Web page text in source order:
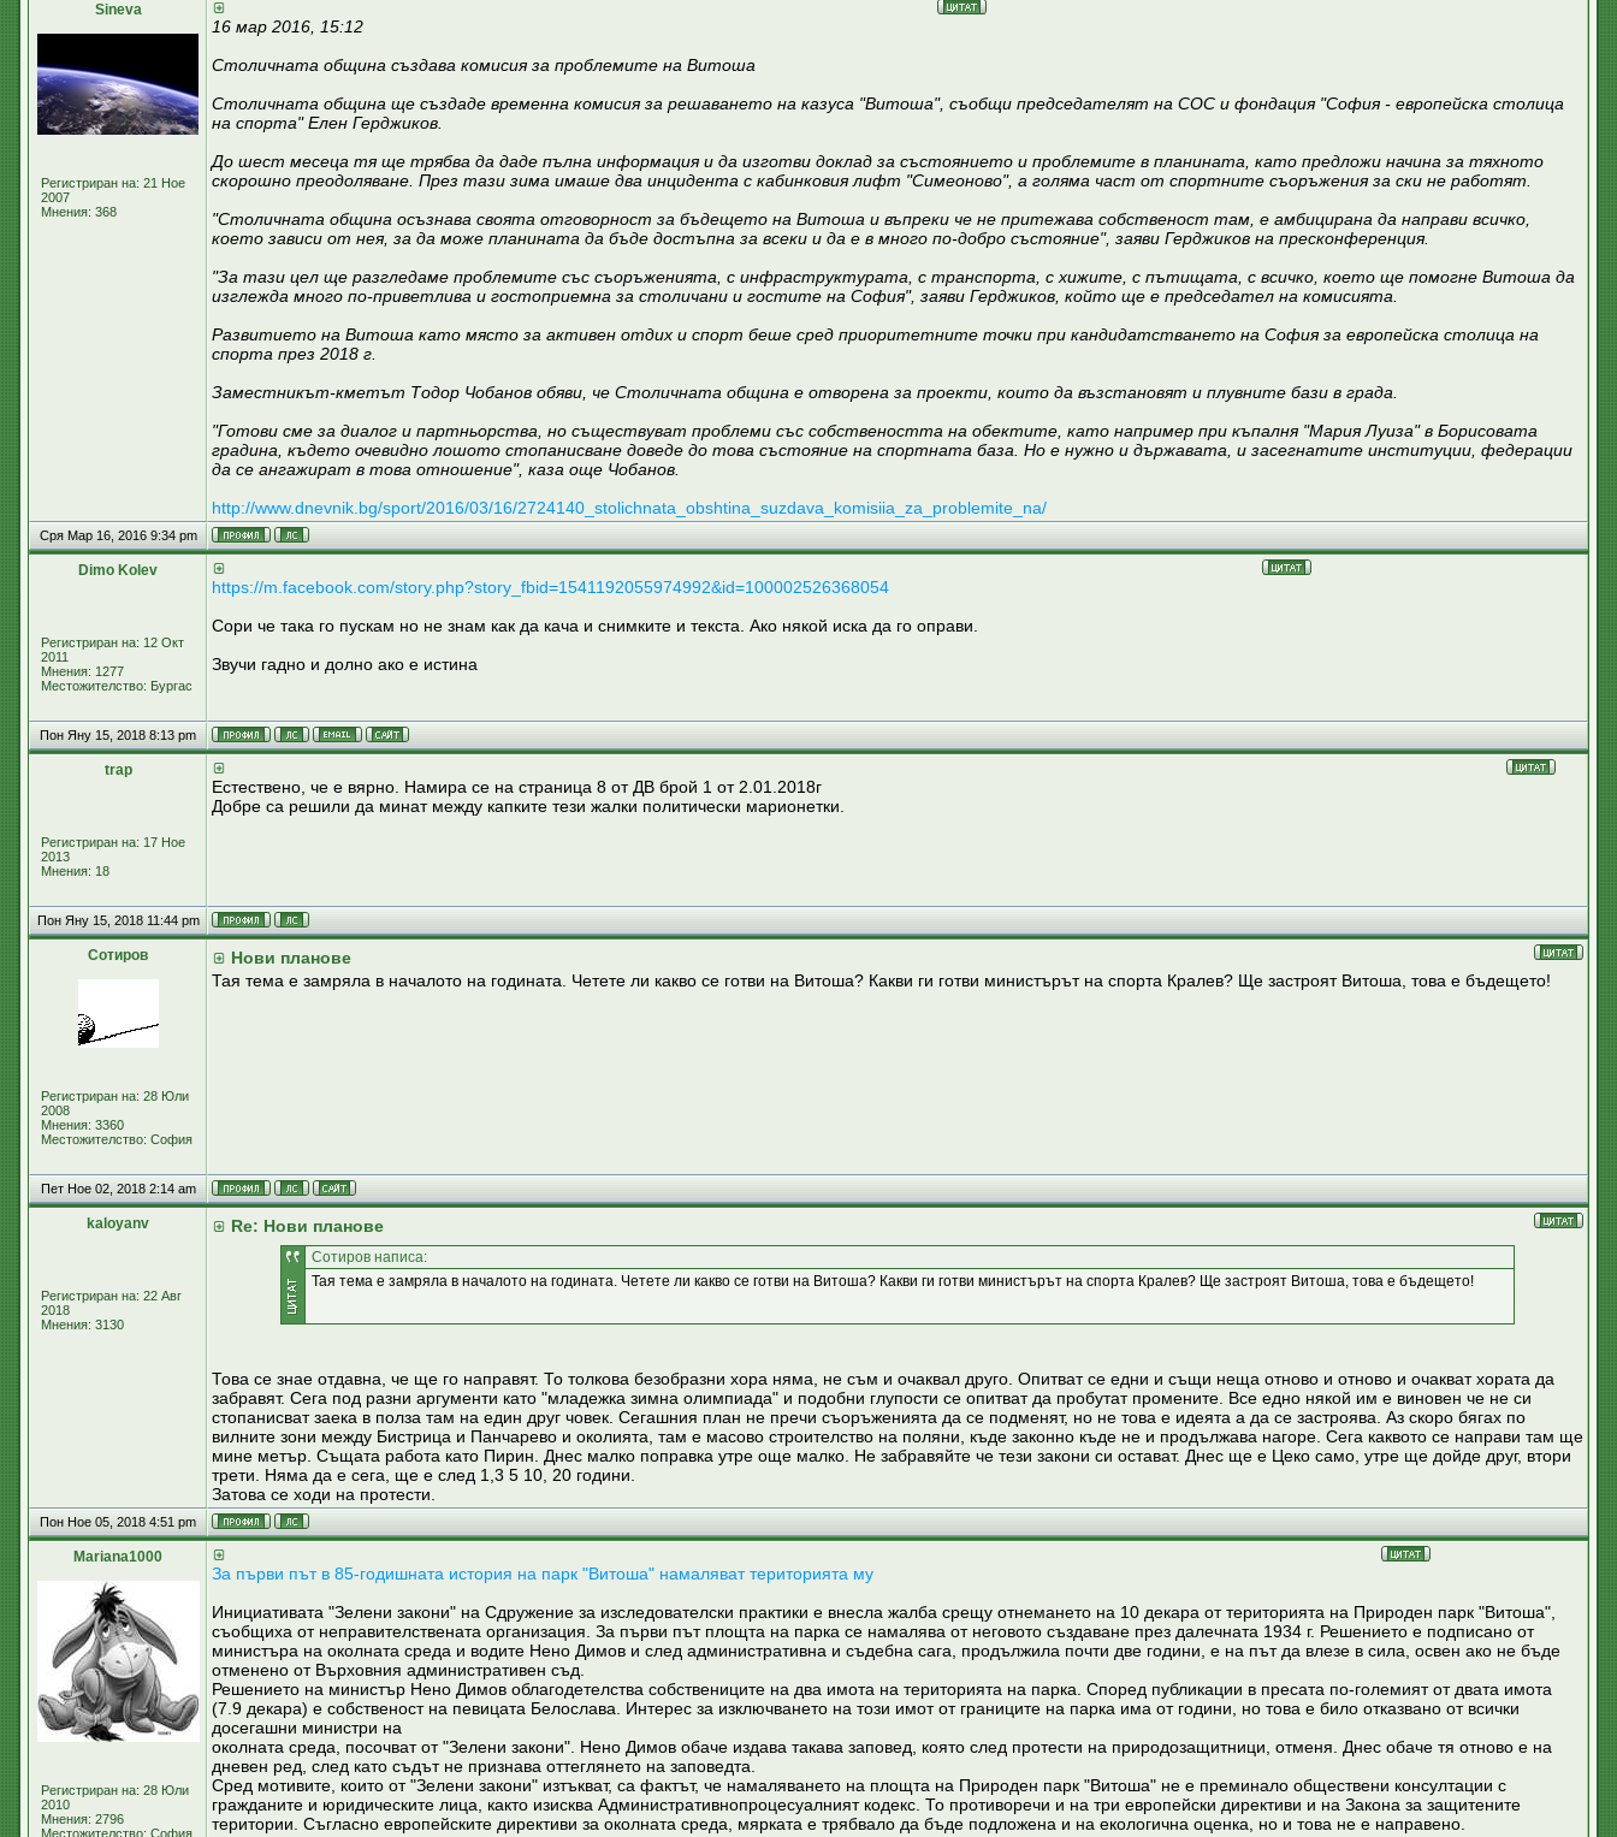
Sineva
Регистриран на: 21 Ное
2007
Мнения: 368
16 мар 2016, 15:12
Столичната община създава комисия за проблемите на Витоша
Столичната община ще създаде временна комисия за решаването на казуса "Витоша", съобщи председателят на СОС и фондация "София - европейска столица
на спорта" Елен Герджиков.
До шест месеца тя ще трябва да даде пълна информация и да изготви доклад за състоянието и проблемите в планината, като предложи начина за тяхното
скорошно преодоляване. През тази зима имаше два инцидента с кабинковия лифт "Симеоново", а голяма част от спортните съоръжения за ски не работят.
"Столичната община осъзнава своята отговорност за бъдещето на Витоша и въпреки че не притежава собственост там, е амбицирана да направи всичко,
което зависи от нея, за да може планината да бъде достъпна за всеки и да е в много по-добро състояние", заяви Герджиков на пресконференция.
"За тази цел ще разгледаме проблемите със съоръженията, с инфраструктурата, с транспорта, с хижите, с пътищата, с всичко, което ще помогне Витоша да
изглежда много по-приветлива и гостоприемна за столичани и гостите на София", заяви Герджиков, който ще е председател на комисията.
Развитието на Витоша като място за активен отдих и спорт беше сред приоритетните точки при кандидатстването на София за европейска столица на
спорта през 2018 г.
Заместникът-кметът Тодор Чобанов обяви, че Столичната община е отворена за проекти, които да възстановят и плувните бази в града.
"Готови сме за диалог и партньорства, но съществуват проблеми със собствеността на обектите, като например при къпалня "Мария Луиза" в Борисовата
градина, където очевидно лошото стопанисване доведе до това състояние на спортната база. Но е нужно и държавата, и засегнатите институции, федерации
да се ангажират в това отношение", каза още Чобанов.
http://www.dnevnik.bg/sport/2016/03/16/2724140_stolichnata_obshtina_suzdava_komisiia_za_problemite_na/
Сря Мар 16, 2016 9:34 pm
Dimo Kolev
Регистриран на: 12 Окт
2011
Мнения: 1277
Местожителство: Бургас
https://m.facebook.com/story.php?story_fbid=1541192055974992&id=100002526368054
Сори че така го пускам но не знам как да кача и снимките и текста. Ако някой иска да го оправи.
Звучи гадно и долно ако е истина
Пон Яну 15, 2018 8:13 pm
trap
Регистриран на: 17 Ное
2013
Мнения: 18
Естествено, че е вярно. Намира се на страница 8 от ДВ брой 1 от 2.01.2018г
Добре са решили да минат между капките тези жалки политически марионетки.
Пон Яну 15, 2018 11:44 pm
Сотиров
Регистриран на: 28 Юли
2008
Мнения: 3360
Местожителство: София
Нови планове
Тая тема е замряла в началото на годината. Четете ли какво се готви на Витоша? Какви ги готви министърът на спорта Кралев? Ще застроят Витоша, това е бъдещето!
Пет Ное 02, 2018 2:14 am
kaloyanv
Регистриран на: 22 Авг
2018
Мнения: 3130
Re: Нови планове
Сотиров написа:
Тая тема е замряла в началото на годината. Четете ли какво се готви на Витоша? Какви ги готви министърът на спорта Кралев? Ще застроят Витоша, това е бъдещето!
Това се знае отдавна, че ще го направят. То толкова безобразни хора няма, не съм и очаквал друго. Опитват се едни и същи неща отново и отново и очакват хората да
забравят. Сега под разни аргументи като "младежка зимна олимпиада" и подобни глупости се опитват да пробутат промените. Все едно някой им е виновен че не си
стопанисват заека в полза там на един друг човек. Сегашния план не пречи съоръженията да се подменят, но не това е идеята а да се застроява. Аз скоро бягах по
вилните зони между Бистрица и Панчарево и околията, там е масово строителство на поляни, къде законно къде не и продължава нагоре. Сега каквото се направи там ще
мине метър. Същата работа като Пирин. Днес малко поправка утре още малко. Не забравяйте че тези закони си остават. Днес ще е Цеко само, утре ще дойде друг, втори
трети. Няма да е сега, ще е след 1,3 5 10, 20 години.
Затова се ходи на протести.
Пон Ное 05, 2018 4:51 pm
Mariana1000
Регистриран на: 28 Юли
2010
Мнения: 2796
Местожителство: София
За първи път в 85-годишната история на парк "Витоша" намаляват територията му
Инициативата "Зелени закони" на Сдружение за изследователски практики e внесла жалба срещу отнемането на 10 декара от територията на Природен парк "Витоша",
съобщиха от неправителствената организация. За първи път площта на парка се намалява от неговото създаване през далечната 1934 г. Решението е подписано от
министъра на околната среда и водите Нено Димов и след административна и съдебна сага, продължила почти две години, е на път да влезе в сила, освен ако не бъде
отменено от Върховния административен съд.
Решението на министър Нено Димов облагодетелства собствениците на два имота на територията на парка. Според публикации в пресата по-големият от двата имота
(7.9 декара) е собственост на певицата Белослава. Интерес за изключването на този имот от границите на парка има от години, но това е било отказвано от всички
досегашни министри на
околната среда, посочват от "Зелени закони". Нено Димов обаче издава такава заповед, която след протести на природозащитници, отменя. Днес обаче тя отново е на
дневен ред, след като съдът не признава оттеглянето на заповедта.
Сред мотивите, които от "Зелени закони" изтъкват, са фактът, че намаляването на площта на Природен парк "Витоша" не е преминало обществени консултации с
гражданите и юридическите лица, както изисква Административнопроцесуалният кодекс. То противоречи и на три европейски директиви и на Закона за защитените
територии. Съгласно европейските директиви за околната среда, мярката е трябвало да бъде подложена и на екологична оценка, но и това не е направено.